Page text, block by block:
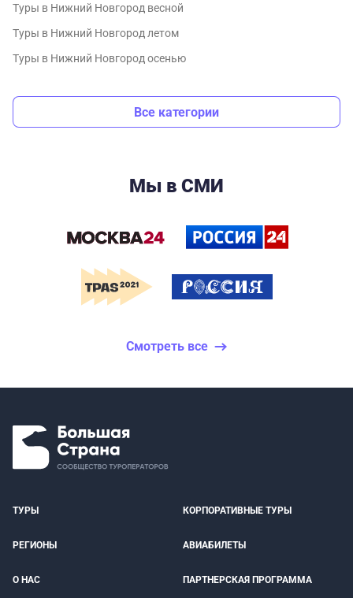
Туры в Нижний Новгород весной
Туры в Нижний Новгород летом
Туры в Нижний Новгород осенью
Все категории
Мы в СМИ
Смотреть все
ТУРЫ КОРПОРАТИВНЫЕ ТУРЫ
РЕГИОНЫ АВИАБИЛЕТЫ
О НАС ПАРТНЕРСКАЯ ПРОГРАММА